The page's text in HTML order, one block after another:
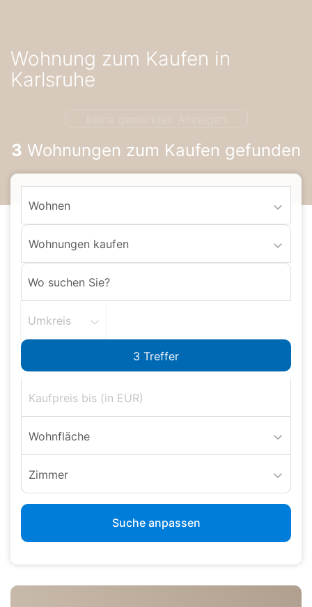
zur
Navigation
zum
Wohnung zum Kaufen in
Karlsruhe
3 Wohnungen zum Kaufen gefunden
Wohnen
Wohnungen kaufen
Umkreis
Wohnfläche
Zimmer
Suche anpassen